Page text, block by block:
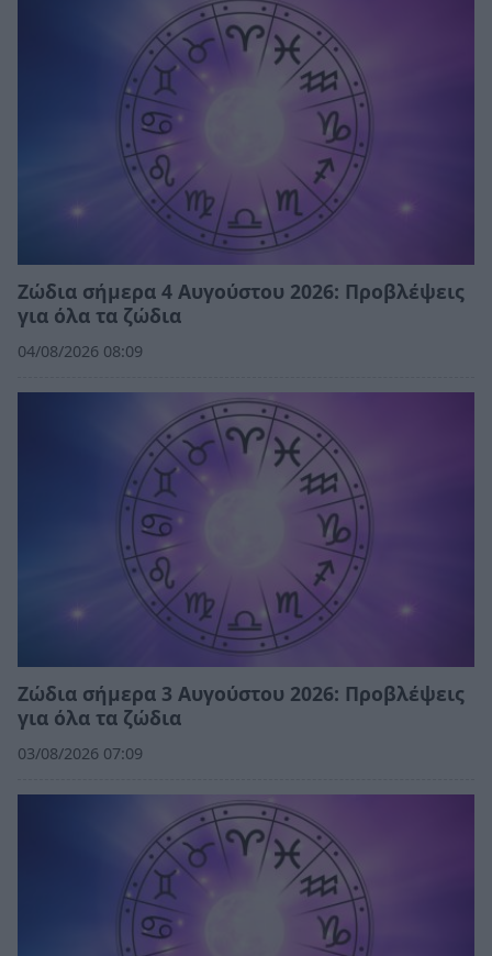
Ζώδια σήμερα 4 Αυγούστου 2026: Προβλέψεις
για όλα τα ζώδια
04/08/2026 08:09
Ζώδια σήμερα 3 Αυγούστου 2026: Προβλέψεις
για όλα τα ζώδια
03/08/2026 07:09